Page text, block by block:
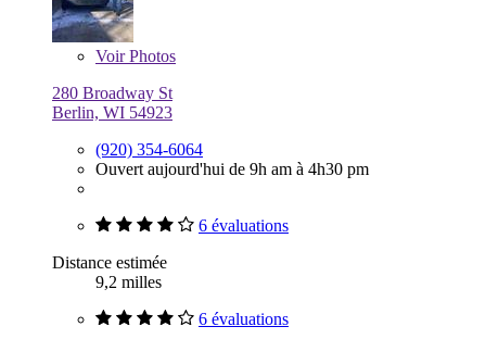
VoirPhotos
280 Broadway St
Berlin, WI 54923
(920) 354-6064
Ouvert aujourd'hui de 9h am à 4h30 pm
6 évaluations
Distance estimée
9,2 milles
6 évaluations